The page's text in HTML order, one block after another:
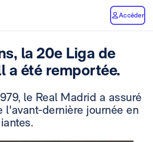
Accéder
la 20e Liga de
a été remportée.
le Real Madrid a assuré
l'avant-dernière journée en